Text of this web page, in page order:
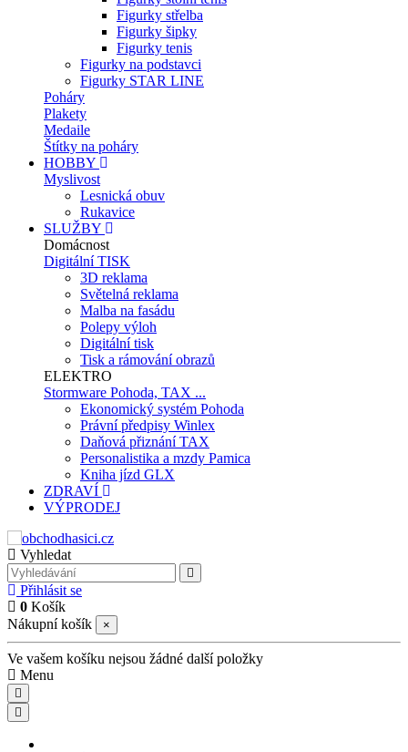
Figurky střelba
Figurky šipky
Figurky tenis
Figurky na podstavci
Figurky STAR LINE
Poháry
Plakety
Medaile
Štítky na poháry
HOBBY
Myslivost
Lesnická obuv
Rukavice
SLUŽBY
Domácnost
Digitální TISK
3D reklama
Světelná reklama
Malba na fasádu
Polepy výloh
Digitální tisk
Tisk a rámování obrazů
ELEKTRO
Stormware Pohoda, TAX ...
Ekonomický systém Pohoda
Právní předpisy Winlex
Daňová přiznání TAX
Personalistika a mzdy Pamica
Kniha jízd GLX
ZDRAVÍ
VÝPRODEJ
Vyhledat
Přihlásit se
0 Košík
Nákupní košík
×
Ve vašem košíku nejsou žádné další položky
Menu